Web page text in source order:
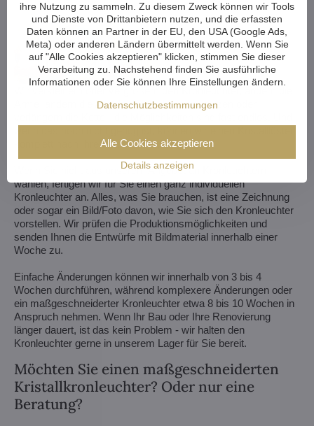
Wir verkleinern oder vergrößern den Kronleuchter, ändern die
Arme, ändern die Anzahl der Glühbirnen, kürzen oder
komplett nach Ihrem Entwurf anfertigen.
Wenn Sie nicht aus unserem Angebot an Kronleuchtern
wählen, fertigen wir für Sie einen ganz individuellen
Kronleuchter an. Alles, was Sie brauchen, ist eine Zeichnung
oder sogar ein Bild/Foto davon, wie Sie sich den Kronleuchter
vorstellen. Wir prüfen die Produktionsmöglichkeiten und
senden Ihnen die Entwürfe mit Bildmaterial innerhalb einer
Woche zu.
Einfache Änderungen können wir innerhalb von 3 bis 4
Wochen durchführen, während komplexere Änderungen oder
ein maßgeschneiderter Kronleuchter etwa 8 bis 10 Wochen in
Anspruch nehmen. Wenn Ihr Bau oder Ihre Renovierung
länger dauert, ist das kein Problem - wir halten den
Kronleuchter gerne in unserem Lager für Sie bereit.
Möchten Sie einen maßgeschneiderten
Kristallkronleuchter? Oder nur eine
Beratung?
ihre Nutzung zu sammeln. Zu diesem Zweck können wir Tools
und Dienste von Drittanbietern nutzen, und die erfassten
Daten können an Partner in der EU, den USA (Google Ads,
Meta) oder anderen Ländern übermittelt werden. Wenn Sie
auf "Alle Cookies akzeptieren" klicken, stimmen Sie dieser
Verarbeitung zu. Nachstehend finden Sie ausführliche
Informationen oder Sie können Ihre Einstellungen ändern.
Datenschutzbestimmungen
Details anzeigen
Alle Cookies akzeptieren